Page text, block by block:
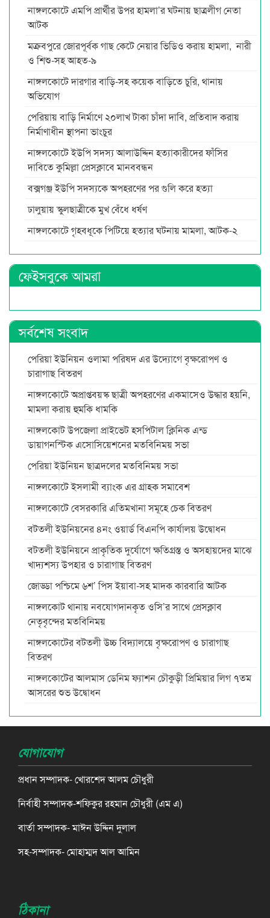
নাঙ্গলকোটে এমপি প্রার্থীর উপর হামলা’র ঘটনায় ছাত্রলীগ নেতা
আটক
মক্রবপুরে জোরপূর্বক গাছ কেটে নেয়ার ভিডিও করায় হামলা, নারী
ও শিশু-সহ আহত-৯
নাঙ্গলকোটে দারগার বাড়ি-সহ কয়েক বাড়িতে চুরি, থানায়
অভিযোগ
পেরিয়ায় বাড়ি নির্মাণে ২০লাখ টাকা চাঁদা দাবি, প্রতিবাদ করায়
নির্মাণাধীন স্থাপনা ভাংচুর
নাঙ্গলকোটে ইউপি সদস্য আলাউদ্দিন হত্যাকারীদের ফাঁসির
দাবিতে কুমিল্লা প্রেসক্লাবে মানববন্ধন
বক্সগঞ্জ ইউপি সদস্যকে অপহরণের পর গুলি করে হত্যা
ঢালুয়ায় স্কুলছাত্রীকে মুখ বেঁধে ধর্ষণ
নাঙ্গলকোটে গৃহবধূকে পিটিয়ে হত্যার ঘটনায় মামলা, আটক-২
ফেইসবুকে আমরা
সর্বশেষ সংবাদ
পেরিয়া ইউনিয়ন ওলামা পরিষদ এর উদ্যোগে বৃক্ষরোপণ ও
চারাগাছ বিতরণ
নাঙ্গলকোটে অপ্রাপ্তবয়স্ক ছাত্রী অপহরণের একমাসেও উদ্ধার হয়নি,
মামলা করায় হুমকি ধামকি
নাঙ্গলকোট উপজেলা প্রাইভেট হসপিটাল ক্লিনিক এন্ড
ডায়াগনস্টিক এসোসিয়েশনের মতবিনিময় সভা
পেরিয়া ইউনিয়ন ছাত্রদলের মতবিনিময় সভা
নাঙ্গলকোটে ইসলামী ব্যাংক এর গ্রাহক সমাবেশ
নাঙ্গলকোটে বেসরকারি এতিমখানা সমূহে চেক বিতরণ
বটতলী ইউনিয়নের ৪নং ওয়ার্ড বিএনপি কার্যালয় উদ্বোধন
বটতলী ইউনিয়নে প্রাকৃতিক দুর্যোগে ক্ষতিগ্রস্ত ও অসহায়দের মাঝে
খাদ্যশস্য উপহার ও চারাগাছ বিতরণ
জোড্ডা পশ্চিমে ৬শ’ পিস ইয়াবা-সহ মাদক কারবারি আটক
নাঙ্গলকোট থানায় নবযোগদানকৃত ওসি’র সাথে প্রেসক্লাব
নেতৃবৃন্দের মতবিনিময়
নাঙ্গলকোটের বটতলী উচ্চ বিদ্যালয়ে বৃক্ষরোপণ ও চারাগাছ
বিতরণ
নাঙ্গলকোটের আলমাস ডেনিম ফ্যাশন চৌকুড়ী প্রিমিয়ার লিগ ৭তম
আসরের শুভ উদ্বোধন
যোগাযোগ
প্রধান সম্পাদক- খোরশেদ আলম চৌধুরী
নির্বাহী সম্পাদক-শফিকুর রহমান চৌধুরী (এম এ)
বার্তা সম্পাদক- মাঈন উদ্দিন দুলাল
সহ-সম্পাদক- মোহাম্মদ আল আমিন
ঠিকানা